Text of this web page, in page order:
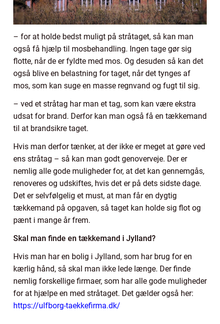
– for at holde bedst muligt på stråtaget, så kan man
også få hjælp til mosbehandling. Ingen tage gør sig
flotte, når de er fyldte med mos. Og desuden så kan det
også blive en belastning for taget, når det tynges af
mos, som kan suge en masse regnvand og fugt til sig.
– ved et stråtag har man et tag, som kan være ekstra
udsat for brand. Derfor kan man også få en tækkemand
til at brandsikre taget.
Hvis man derfor tænker, at der ikke er meget at gøre ved
ens stråtag – så kan man godt genoverveje. Der er
nemlig alle gode muligheder for, at det kan gennemgås,
renoveres og udskiftes, hvis det er på dets sidste dage.
Det er selvfølgelig et must, at man får en dygtig
tækkemand på opgaven, så taget kan holde sig flot og
pænt i mange år frem.
Skal man finde en tækkemand i Jylland?
Hvis man har en bolig i Jylland, som har brug for en
kærlig hånd, så skal man ikke lede længe. Der finde
nemlig forskellige firmaer, som har alle gode muligheder
for at hjælpe en med stråtaget. Det gælder også her:
https://ulfborg-taekkefirma.dk/